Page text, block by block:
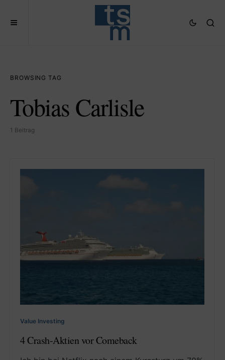
BROWSING TAG
Tobias Carlisle
1 Beitrag
Value Investing
4 Crash-Aktien vor Comeback